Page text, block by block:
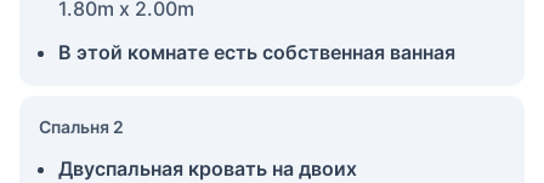
1.80m x 2.00m
В этой комнате есть собственная ванная
Спальня 2
Двуспальная кровать на двоих